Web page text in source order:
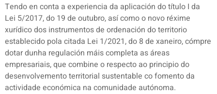
Tendo en conta a experiencia da aplicación do título I da
Lei 5/2017, do 19 de outubro, así como o novo réxime
xurídico dos instrumentos de ordenación do territorio
establecido pola citada Lei 1/2021, do 8 de xaneiro, cómpre
dotar dunha regulación máis completa as áreas
empresariais, que combine o respecto ao principio do
desenvolvemento territorial sustentable co fomento da
actividade económica na comunidade autónoma.